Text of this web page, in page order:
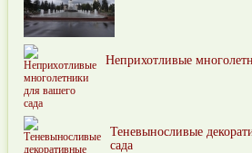
Неприхотливые
Теневыносливые
сада